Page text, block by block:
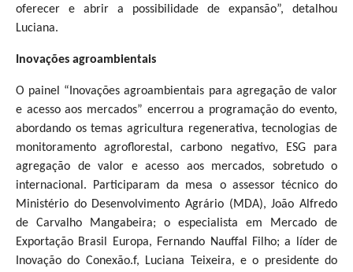
oferecer e abrir a possibilidade de expansão”, detalhou
Luciana.
Inovações agroambientais
O painel “Inovações agroambientais para agregação de valor
e acesso aos mercados” encerrou a programação do evento,
abordando os temas agricultura regenerativa, tecnologias de
monitoramento agroflorestal, carbono negativo, ESG para
agregação de valor e acesso aos mercados, sobretudo o
internacional. Participaram da mesa o assessor técnico do
Ministério do Desenvolvimento Agrário (MDA), João Alfredo
de Carvalho Mangabeira; o especialista em Mercado de
Exportação Brasil Europa, Fernando Nauffal Filho; a líder de
Inovação do Conexão.f, Luciana Teixeira, e o presidente do